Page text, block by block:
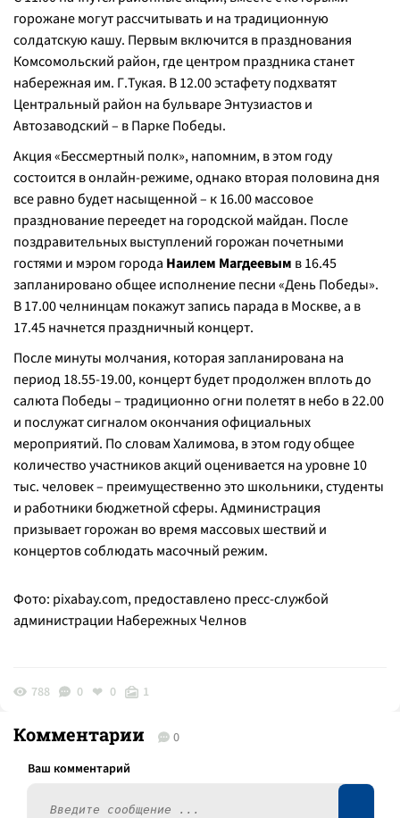
горожане могут рассчитывать и на традиционную
солдатскую кашу. Первым включится в празднования
Комсомольский район, где центром праздника станет
набережная им. Г.Тукая. В 12.00 эстафету подхватят
Центральный район на бульваре Энтузиастов и
Автозаводский – в Парке Победы.
Акция «Бессмертный полк», напомним, в этом году
состоится в онлайн-режиме, однако вторая половина дня
все равно будет насыщенной – к 16.00 массовое
празднование переедет на городской майдан. После
поздравительных выступлений горожан почетными
гостями и мэром города Наилем Магдеевым в 16.45
запланировано общее исполнение песни «День Победы».
В 17.00 челнинцам покажут запись парада в Москве, а в
17.45 начнется праздничный концерт.
После минуты молчания, которая запланирована на
период 18.55-19.00, концерт будет продолжен вплоть до
салюта Победы – традиционно огни полетят в небо в 22.00
и послужат сигналом окончания официальных
мероприятий. По словам Халимова, в этом году общее
количество участников акций оценивается на уровне 10
тыс. человек – преимущественно это школьники, студенты
и работники бюджетной сферы. Администрация
призывает горожан во время массовых шествий и
концертов соблюдать масочный режим.
Фото: pixabay.com, предоставлено пресс-службой
администрации Набережных Челнов
788 0 0 1
Комментарии 0